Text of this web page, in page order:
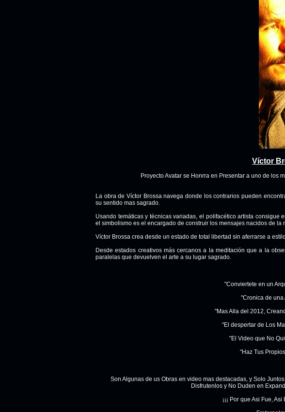
Víctor
Proyecto Avatar se Honrra en Presentar a uno de los
La obra de Víctor Brossa navega donde los contrarios pueden
su sentido mas sagrado.
Usando temáticas y técnicas variadas, el polifacético artista
el simbolismo es el encargado de construir los mensajes nacidos de la
Víctor Brossa crea desde un estado de total libertad sin aferrarse a
Desde estados creativos más cercanos a la meditación que a la
paralelas que devuelven el arte a su lugar sagrado.
"Conviertete en un
"Cronica de una
"Mas Alla del 2012,
"El despertar de Los
"El Video que No
"Haz Tus
Son Algunas de us Obras en video mas destacadas, y Solo
Disfrutenlos y No Duden en
¡¡¡ Por que Asi Fue,